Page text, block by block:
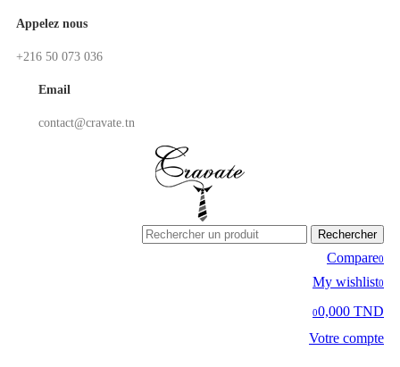
Appelez nous
+216 50 073 036
Email
contact@cravate.tn
Rechercher
Compare0
My wishlist0
00,000 TND
Votre compte